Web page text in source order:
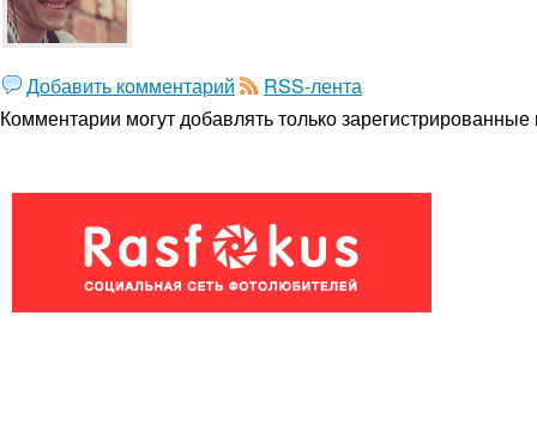
Добавить комментарий
RSS-лента
Комментарии могут добавлять толькозарегистрированные